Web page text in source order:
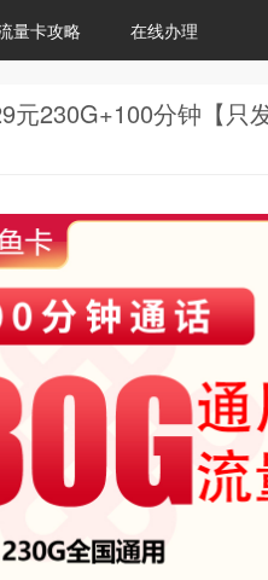
量卡攻略 在线办理